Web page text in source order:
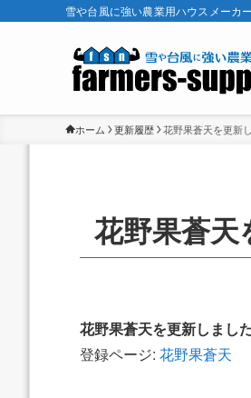
雪や台風に強い農業用ハウスメーカ
ホーム 更新履歴 花野果蒼天を更新し
花野果蒼天
花野果蒼天を更新しました
登録ページ: 花野果蒼天